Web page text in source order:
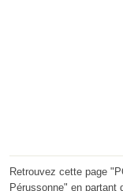
Retrouvez cette page
Pérussonne" en partant